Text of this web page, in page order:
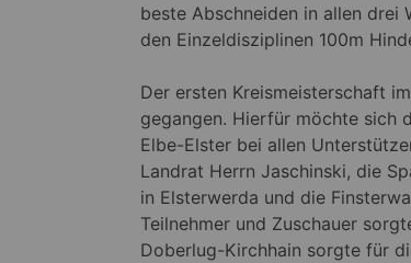
beste Abschneiden in allen drei
den Einzeldisziplinen 100m
Der ersten Kreismeisterschaft
gegangen. Hierfür möchte sich
Elbe-Elster bei allen
Landrat Herrn Jaschinski, die
in Elsterwerda und die
Teilnehmer und Zuschauer
Doberlug-Kirchhain sorgte für